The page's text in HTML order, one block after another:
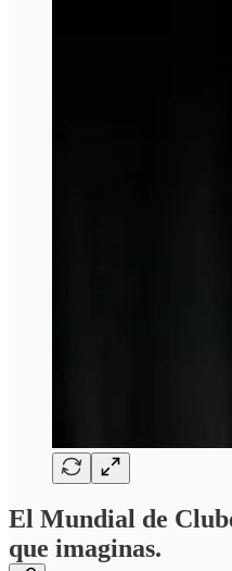
El Mundial de
que imaginas.